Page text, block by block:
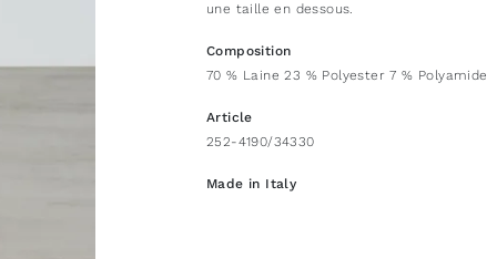
une taille en dessous.
Composition
70 % Laine 23 % Polyester 7 % Polyamide
Article
252-4190/34330
Made in Italy